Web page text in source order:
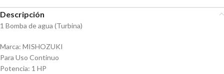
Descripción
1 Bomba de agua (Turbina)
Marca: MISHOZUKI
Para Uso Continuo
Potencia: 1 HP